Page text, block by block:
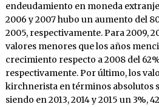
endeudamiento en moneda
2006 y 2007 hubo un aumento del
2005, respectivamente. Para 2009,
valores menores que los años
crecimiento respecto a 2008 del
respectivamente. Por último, los
kirchnerista en términos absolutos
siendo en 2013, 2014 y 2015 un 3%,